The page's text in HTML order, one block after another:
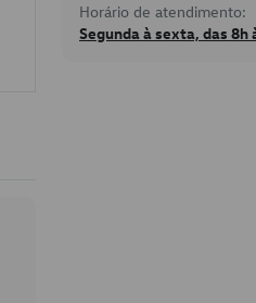
Horário de atendimento:
Segunda à sexta, das 8h